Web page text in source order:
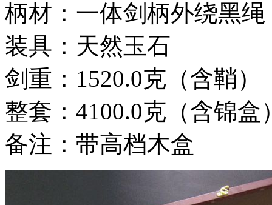
柄材：一体剑柄外绕黑绳
装具：天然玉石
剑重：1520.0克（含鞘）
整套：4100.0克（含锦盒
备注：带高档木盒